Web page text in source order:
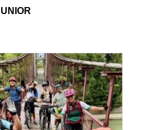
VIEW PRODUCT
VIEW PRODUCT